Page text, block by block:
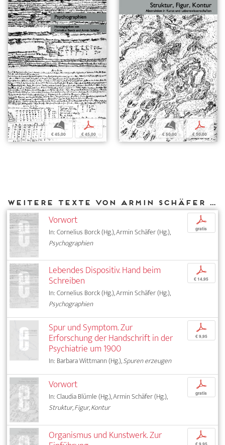
b
€ 45,00
p
€ 45,00
b
€ 50,00
p
€ 50,00
Weitere Texte von Armin Schäfer bei DIAPHANES
Vorwort
In: Cornelius Borck (Hg.), Armin Schäfer (Hg.),
Psychographien
p
gratis
Lebendes Dispositiv. Hand beim
Schreiben
In: Cornelius Borck (Hg.), Armin Schäfer (Hg.),
Psychographien
p
€ 14,95
Spur und Symptom. Zur
Erforschung der Handschrift in der
Psychiatrie um 1900
In: Barbara Wittmann (Hg.),Spuren erzeugen
p
€ 9,95
Vorwort
In: Claudia Blümle (Hg.), Armin Schäfer (Hg.),
Struktur, Figur, Kontur
p
gratis
Organismus und Kunstwerk. Zur p